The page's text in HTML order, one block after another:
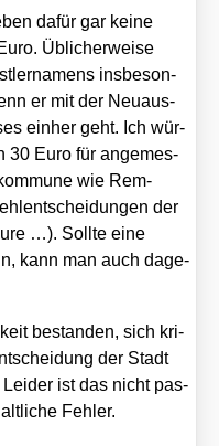
dafür gar kei­ne
Übli­cher­wei­se
ins­be­son­
er mit der Neu­aus­
ein­her geht. Ich wür­
30 Euro für ange­mes­
wie Rem­
der
…). Soll­te eine
kann man auch dage­
bestan­den, sich kri­
der Stadt
ist das nicht pas­
Feh­ler.